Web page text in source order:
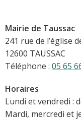
Mairie de Taussac
241 rue de l’église
12600 TAUSSAC
Téléphone : 05 65
Horaires
Lundi et vendredi :
Mardi, mercredi et